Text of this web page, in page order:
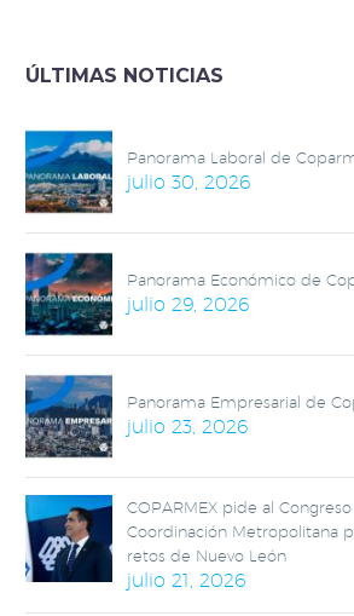
impunidad y
ÚLTIMAS NOTICIAS
Panorama Laboral de
julio 30, 2026
Panorama Económico de
julio 29, 2026
Panorama Empresarial de
julio 23, 2026
COPARMEX pide al
Coordinación Metropolitana
retos de Nuevo León
julio 21, 2026